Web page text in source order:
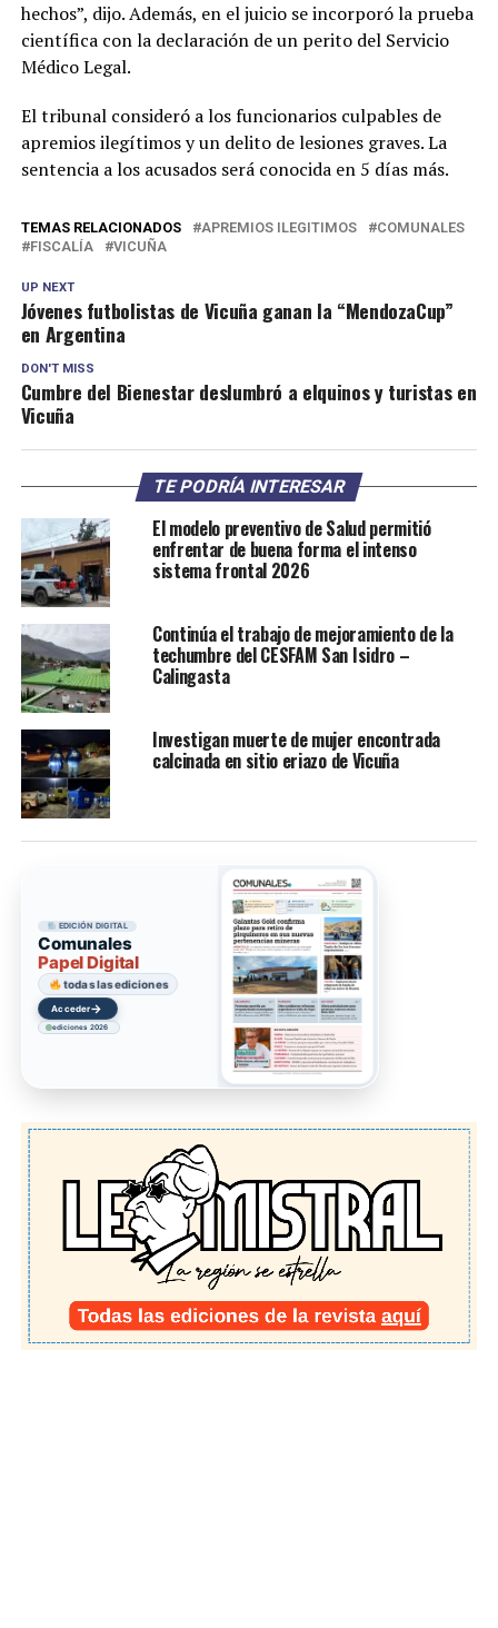
hechos”, dijo. Además, en el juicio se incorporó la prueba
científica con la declaración de un perito del Servicio
Médico Legal.
El tribunal consideró a los funcionarios culpables de
apremios ilegítimos y un delito de lesiones graves. La
sentencia a los acusados será conocida en 5 días más.
TEMAS RELACIONADOS APREMIOS ILEGITIMOS
COMUNALES
FISCALÍA
VICUÑA
UP NEXT
Jóvenes futbolistas de Vicuña ganan la “MendozaCup”
en Argentina
DON'T MISS
Cumbre del Bienestar deslumbró a elquinos y turistas en
Vicuña
TE PODRÍA INTERESAR
El modelo preventivo de Salud permitió
enfrentar de buena forma el intenso
sistema frontal 2026
Continúa el trabajo de mejoramiento de la
techumbre del CESFAM San Isidro –
Calingasta
Investigan muerte de mujer encontrada
calcinada en sitio eriazo de Vicuña
EDICIÓN DIGITAL
Comunales
Papel Digital
todas las ediciones
Acceder→
ediciones 2026